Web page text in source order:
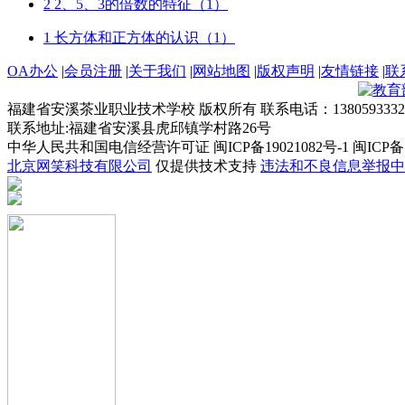
2 2、5、3的倍数的特征（1）
1 长方体和正方体的认识（1）
OA办公 |会员注册 |关于我们 |网站地图 |版权声明 |友情链接 |联
福建省安溪茶业职业技术学校 版权所有 联系电话：
联系地址:福建省安溪县虎邱镇学村路26号
中华人民共和国电信经营许可证 闽ICP备19021082号-1 闽ICP备
北京网笑科技有限公司 仅提供技术支持 违法和不良信息举报